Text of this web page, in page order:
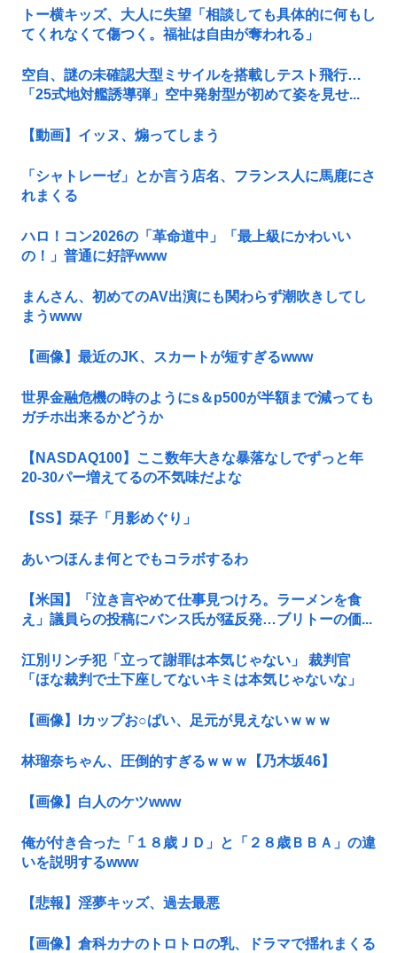
トー横キッズ、大人に失望「相談しても具体的に何もし
てくれなくて傷つく。福祉は自由が奪われる」
空自、謎の未確認大型ミサイルを搭載しテスト飛行…
「25式地対艦誘導弾」空中発射型が初めて姿を見せ...
【動画】イッヌ、煽ってしまう
「シャトレーゼ」とか言う店名、フランス人に馬鹿にさ
れまくる
ハロ！コン2026の「革命道中」「最上級にかわいい
の！」普通に好評www
まんさん、初めてのAV出演にも関わらず潮吹きしてし
まうwww
【画像】最近のJK、スカートが短すぎるwww
世界金融危機の時のようにs＆p500が半額まで減っても
ガチホ出来るかどうか
【NASDAQ100】ここ数年大きな暴落なしでずっと年
20-30パー増えてるの不気味だよな
【SS】栞子「月影めぐり」
あいつほんま何とでもコラボするわ
【米国】「泣き言やめて仕事見つけろ。ラーメンを食
え」議員らの投稿にバンス氏が猛反発…ブリトーの価...
江別リンチ犯「立って謝罪は本気じゃない」 裁判官
「ほな裁判で土下座してないキミは本気じゃないな」
【画像】Iカップお○ぱい、足元が見えないｗｗｗ
林瑠奈ちゃん、圧倒的すぎるｗｗｗ【乃木坂46】
【画像】白人のケツwww
俺が付き合った「１８歳ＪＤ」と「２８歳ＢＢＡ」の違
いを説明するwww
【悲報】淫夢キッズ、過去最悪
【画像】倉科カナのトロトロの乳、ドラマで揺れまくる